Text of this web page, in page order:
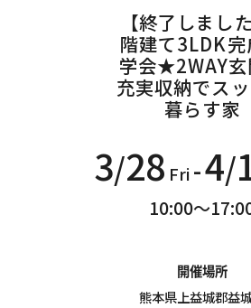
【終了しまし
階建て3LDK完
学会★2WAY玄
充実収納でス
暮らす家
3/28 Fri-4/
10:00～
開催場所
熊本県上益城郡益